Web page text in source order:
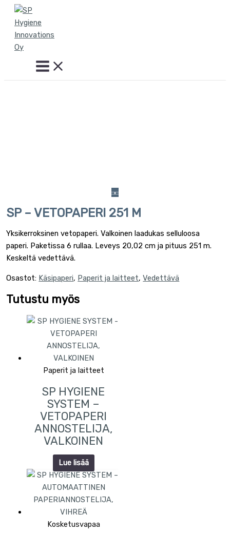
Siirry
sisältöön
SP – VETOPAPERI 251 M
Yksikerroksinen vetopaperi. Valkoinen laadukas selluloosa
paperi. Paketissa 6 rullaa. Leveys 20,02 cm ja pituus 251 m.
Keskeltä vedettävä.
Osastot: Käsipaperi, Paperit ja laitteet,Vedettävä
Tutustu myös
Paperit ja laitteet
SP HYGIENE
SYSTEM –
VETOPAPERI
ANNOSTELIJA,
VALKOINEN
Lue lisää
Kosketusvapaa